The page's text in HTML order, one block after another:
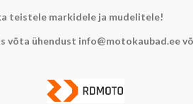
teistele markidele ja mudelitele!
võta ühendust info@motokaubad.ee